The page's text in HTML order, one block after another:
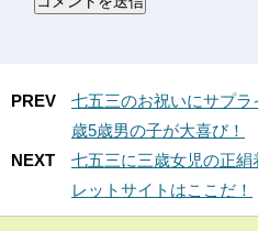
PREV
七五三のお祝いにサプ
歳5歳男の子が大喜び！
NEXT
七五三に三歳女児の正
レットサイトはここだ！